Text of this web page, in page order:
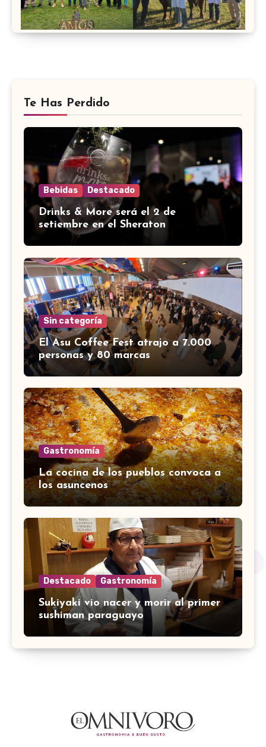
Te Has Perdido
Bebidas Destacado
Drinks & More será el 2 de
setiembre en el Sheraton
Sin categoría
El Asu Coffee Fest atrajo a 7.000
personas y 80 marcas
Gastronomía
La cocina de los pueblos convoca a
los asuncenos
Destacado Gastronomía
Sukiyaki vio nacer y morir al primer
sushiman paraguayo